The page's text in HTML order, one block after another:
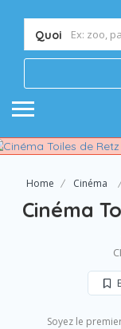
Quoi
Home Cinéma
Cinéma
Soyez le